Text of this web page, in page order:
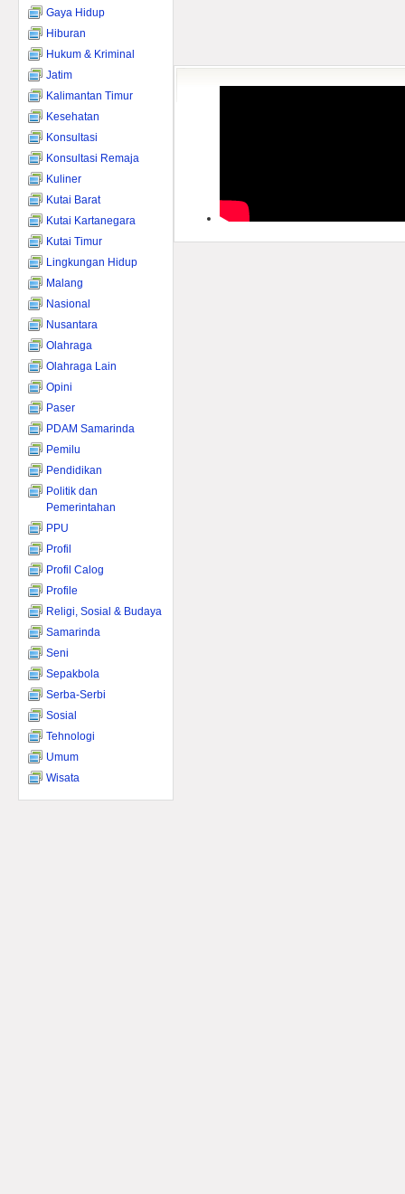
Gaya Hidup
Hiburan
Hukum & Kriminal
Jatim
Kalimantan Timur
Kesehatan
Konsultasi
Konsultasi Remaja
Kuliner
Kutai Barat
Kutai Kartanegara
Kutai Timur
Lingkungan Hidup
Malang
Nasional
Nusantara
Olahraga
Olahraga Lain
Opini
Paser
PDAM Samarinda
Pemilu
Pendidikan
Politik dan
Pemerintahan
PPU
Profil
Profil Calog
Profile
Religi, Sosial & Budaya
Samarinda
Seni
Sepakbola
Serba-Serbi
Sosial
Tehnologi
Umum
Wisata